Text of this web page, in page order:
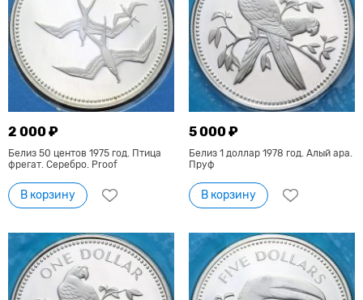
2 000 ₽
Белиз 50 центов 1975 год. Птица
фрегат. Серебро. Proof
В корзину
5 000 ₽
Белиз 1 доллар 1978 год. Алый ара.
Пруф
В корзину